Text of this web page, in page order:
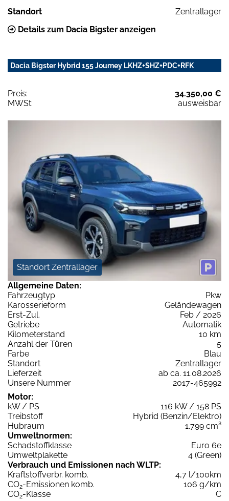
Standort
Zentrallager
Details zum Dacia Bigster anzeigen
Dacia Bigster Hybrid 155 Journey LKHZ+SHZ+PDC+RFK
Preis:
34.350,00 €
MWSt:
ausweisbar
Standort Zentrallager
Allgemeine Daten:
Fahrzeugtyp
Pkw
Karosserieform
Geländewagen
Erst-Zul.
Feb / 2026
Getriebe
Automatik
Kilometerstand
10 km
Anzahl der Türen
5
Farbe
Blau
Standort
Zentrallager
Lieferzeit
ab ca. 11.08.2026
Unsere Nummer
2017-465992
Motor:
kW / PS
116 kW / 158 PS
Treibstoff
Hybrid (Benzin/Elektro)
Hubraum
1.799 cm³
Umweltnormen:
Schadstoffklasse
Euro 6e
Umweltplakette
4 (Green)
Verbrauch und Emissionen nach WLTP:
Kraftstoffverbr. komb.
4,7 l/100km
CO2-Emissionen komb.
106 g/km
CO2-Klasse
C